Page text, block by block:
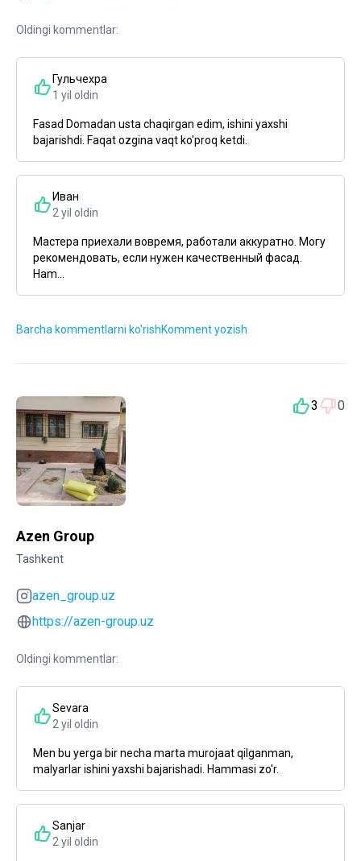
Oldingi kommentlar:
Гульчехра
1 yil oldin
Fasad Domadan usta chaqirgan edim, ishini yaxshi
bajarishdi. Faqat ozgina vaqt ko'proq ketdi.
Иван
2 yil oldin
Мастера приехали вовремя, работали аккуратно. Могу
рекомендовать, если нужен качественный фасад.
Ham...
Barcha kommentlarni ko'rishKomment yozish
3 0
Azen Group
Tashkent
azen_group.uz
https://azen-group.uz
Oldingi kommentlar:
Sevara
2 yil oldin
Men bu yerga bir necha marta murojaat qilganman,
malyarlar ishini yaxshi bajarishadi. Hammasi zo'r.
Sanjar
2 yil oldin